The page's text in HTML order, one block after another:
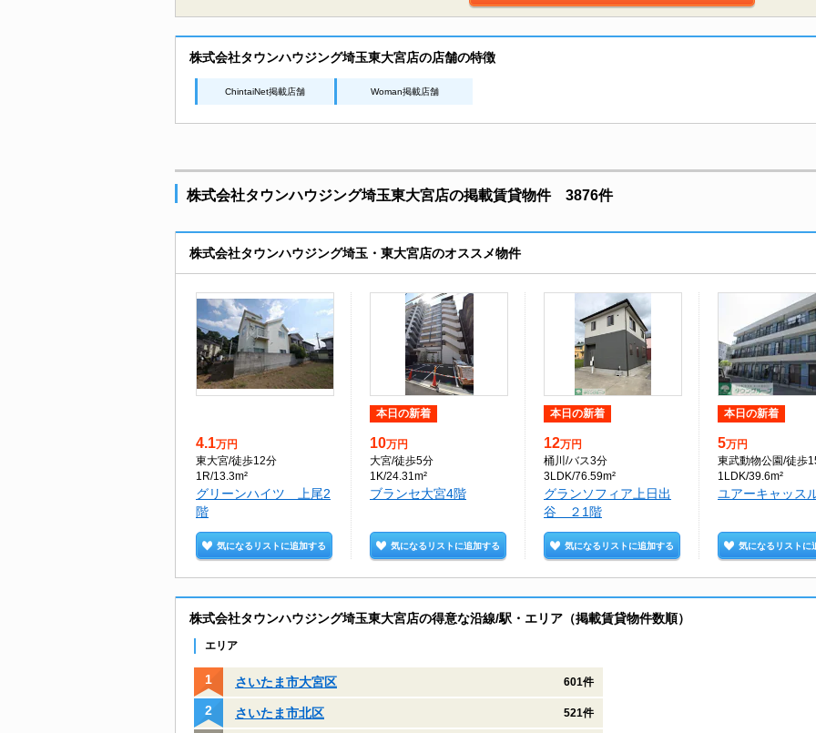
株式会社タウンハウジング埼玉東大宮店の店舗の特徴
ChintaiNet掲載店舗 Woman掲載店舗
株式会社タウンハウジング埼玉東大宮店の掲載賃貸物件 3876件
株式会社タウンハウジング埼玉・東大宮店のオススメ物件
4.1万円
東大宮/徒歩12分
1R/13.3m²
グリーンハイツ 上尾2
階
気になるリストに追加する
本日の新着
10万円
大宮/徒歩5分
1K/24.31m²
ブランセ大宮4階
気になるリストに追加する
本日の新着
12万円
桶川 /バス3分
3LDK/76.59m²
グランソフィア上日出
谷 ２1階
気になるリストに追加する
本日の新着
5万円
東武動物公園/徒歩
1LDK/39.6m²
ユアーキャッス
気になるリストに
株式会社タウンハウジング埼玉東大宮店の得意な沿線/駅・エリア（掲載賃貸物件数順）
エリア
さいたま市大宮区 601件
さいたま市北区 521件